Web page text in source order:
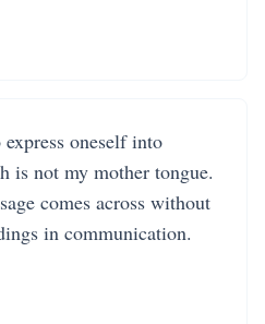
oneself into
is not my mother tongue.
comes across without
in communication.